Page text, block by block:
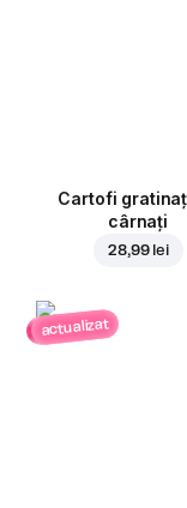
Cartofi
cârnați
28,99 lei
actualizat